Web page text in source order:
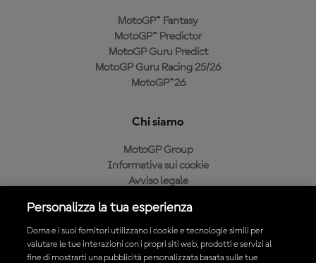
MotoGP™ Fantasy
MotoGP™ Predictor
MotoGP Guru Predict
MotoGP Guru Racing 25/26
MotoGP™26
Chi siamo
MotoGP Group
Informativa sui cookie
Avviso legale
Condizioni di acquisto
Personalizza la tua esperienza
Dorna e i suoi fornitori utilizzano i cookie e tecnologie simili per
valutare le tue interazioni con i propri siti web, prodotti e servizi al
fine di mostrarti una pubblicità personalizzata basata sulle tue